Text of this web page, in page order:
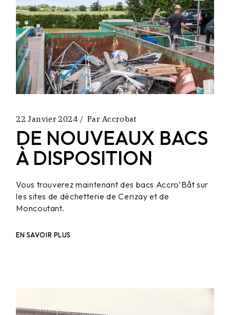
22 Janvier 2024 Par Accrobat
DE NOUVEAUX BACS
À DISPOSITION
Vous trouverez maintenant des bacs Accro’Bât sur
les sites de déchetterie de Cerizay et de
Moncoutant.
EN SAVOIR PLUS